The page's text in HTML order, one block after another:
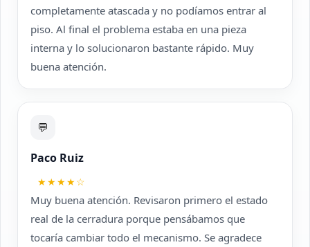
completamente atascada y no podíamos entrar al
piso. Al final el problema estaba en una pieza
interna y lo solucionaron bastante rápido. Muy
buena atención.
💬
Paco Ruiz
★★★★☆
Muy buena atención. Revisaron primero el estado
real de la cerradura porque pensábamos que
tocaría cambiar todo el mecanismo. Se agradece